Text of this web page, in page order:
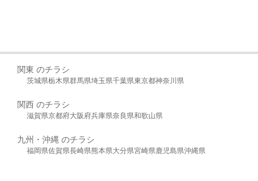
関東 のチラシ
茨城県栃木県群馬県埼玉県千葉県東京都神奈川県
関西 のチラシ
滋賀県京都府大阪府兵庫県奈良県和歌山県
九州・沖縄 のチラシ
福岡県佐賀県長崎県熊本県大分県宮崎県 鹿児島県沖縄県